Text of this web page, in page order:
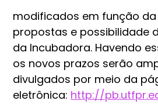
modificados em função
propostas e possibilidade
da Incubadora. Havendo
os novos prazos serão
divulgados por meio da
eletrônica: http://